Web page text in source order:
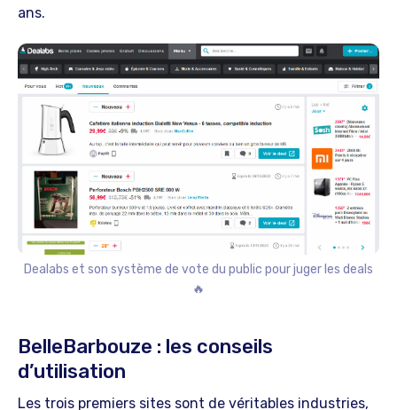
ans.
Dealabs et son système de vote du public pour juger les deals
🔥
BelleBarbouze : les conseils
d’utilisation
Les trois premiers sites sont de véritables industries,